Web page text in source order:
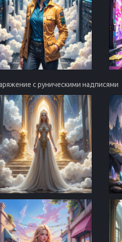
с руническими надписями